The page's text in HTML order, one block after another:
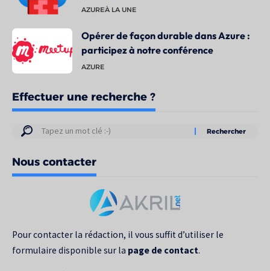
AZUREÀ LA UNE
Opérer de façon durable dans Azure :
participez à notre conférence
AZURE
Effectuer une recherche ?
Résultats
votre
recherche
Nous contacter
Pour contacter la rédaction, il vous suffit d’utiliser le
formulaire disponible sur la page de contact.